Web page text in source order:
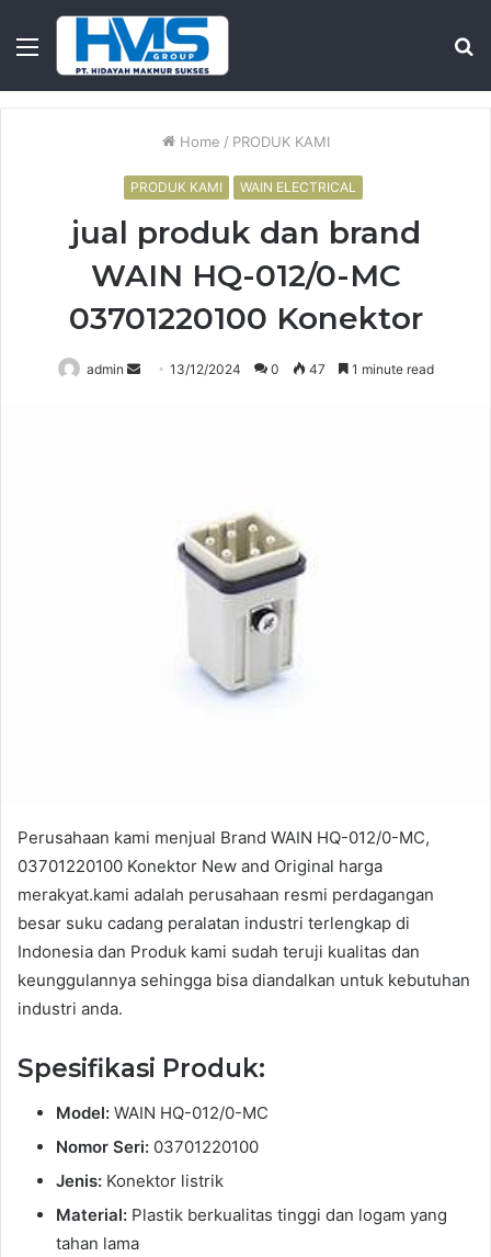
Menu
Home / PRODUK KAMI
PRODUK KAMI WAIN ELECTRICAL
jual produk dan brand
WAIN HQ-012/0-MC
03701220100 Konektor
admin
Send13/12/2024 0 47 1 minute read
Perusahaan kami menjual Brand WAIN HQ-012/0-MC,
03701220100 Konektor New and Original harga
merakyat.kami adalah perusahaan resmi perdagangan
besar suku cadang peralatan industri terlengkap di
Indonesia dan Produk kami sudah teruji kualitas dan
keunggulannya sehingga bisa diandalkan untuk kebutuhan
industri anda.
Spesifikasi Produk:
Model: WAIN HQ-012/0-MC
Nomor Seri: 03701220100
Jenis: Konektor listrik
Material: Plastik berkualitas tinggi dan logam yang
tahan lama